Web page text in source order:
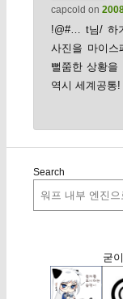
capcold on
!@#… t님/ 하
사진을 마이스
뻘쭘한 상황을
역시 세계공통!
Search
굳